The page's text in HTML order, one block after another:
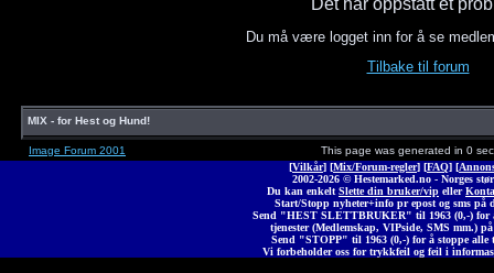
Du må være logget inn for å se
Tilbake til forum
MIX - for Hest og Hund!
Image Forum 2001
This page was generated in 0
[Vilkår] [Mix/Forum-regler] [FAQ] [
2002-2026 © Hestemarked.no - Norges
Du kan enkelt Slette din bruker/vip eller
Start/Stopp nyheter+info pr epost og sms på
Send "HEST SLETTBRUKER" til 1963 (0,-) for
tjenester (Medlemskap, VIPside, SMS mm.)
Send "STOPP" til 1963 (0,-) for å stoppe alle
Vi forbeholder oss for trykkfeil og feil i